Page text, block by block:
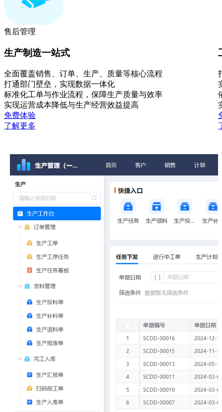
售后管理
生产制造一站式
全面覆盖销售、订单、生产、质量等核心流程
打通部门壁垒，实现数据一体化
标准化工单与作业流程，保障生产质量与效率
实现运营成本降低与生产经营效益提高
免费体验
了解更多